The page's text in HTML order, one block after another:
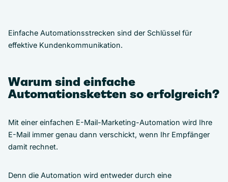
Einfache Automationsstrecken sind der Schlüssel für
effektive Kundenkommunikation.
Warum sind einfache
Automationsketten so erfolgreich?
Mit einer einfachen E-Mail-Marketing-Automation wird Ihre
E-Mail immer genau dann verschickt, wenn Ihr Empfänger
damit rechnet.
Denn die Automation wird entweder durch eine